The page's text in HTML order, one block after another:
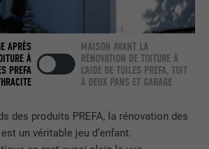
des produits PREFA, la rénovation des
un véritable jeu d’enfant.
APRÈS
À
PREFA
MAISON AVANT LA
RÉNOVATION DE TOITURE À
L’AIDE DE TUILES PREFA, TOIT
À DEUX PANS ET GARAGE
LinkedIn
2 ans
Utilisé par le service de réseau social
LinkedIn pour suivre l'utilisation de